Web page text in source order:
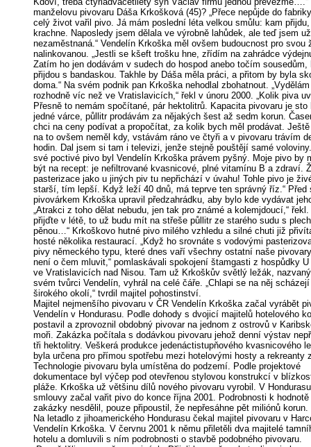
manželovu pivovaru Dáša Krkošková (45)? „Přece nepůjde do
celý život vařil pivo. Já mám poslední léta velkou smůlu: kam
krachne. Naposledy jsem dělala ve výrobně lahůdek, ale teď jsem
nezaměstnaná.“ Vendelín Krkoška měl ovšem budoucnost pro svou
nalinkovanou. „Jestli se kšeft trošku hne, zřídím na zahrádce
Zatím ho jen dodávám v sudech do hospod anebo točím sousedům,
přijdou s bandaskou. Takhle by Dáša měla práci, a přitom by byla
doma.“ Na svém podnik pan Krkoška nehodlal zbohatnout.
rozhodně víc než ve Vratislavicích,“ řekl v únoru 2000. „Kolik piva
Přesně to nemám spočítané, pár hektolitrů. Kapacita pivovaru je sto
jedné várce, půllitr prodávám za nějakých šest až sedm korun.
chci na ceny podívat a propočítat, za kolik bych měl prodávat.
na to ovšem neměl kdy, vstávám ráno ve čtyři a v pivovaru trávím
hodin. Dal jsem si tam i televizi, jenže stejně pouštějí samé
své poctivé pivo byl Vendelín Krkoška právem pyšný. Moje pivo by
být na recept: je nefiltrované kvasnicové, plné vitamínu B a zdraví.
pasterizace jako u jiných piv tu nepřichází v úvahu! Tohle pivo je
starší, tím lepší. Když leží 40 dnů, má teprve ten správný říz.“ Před
pivovárkem Krkoška upravil předzahrádku, aby bylo kde vydávat
„Atrakci z toho dělat nebudu, jen tak pro známé a kolemjdoucí,“ řekl.
přijďte v létě, to už budu mít na střeše půllitr ze starého sudu s
pěnou…“ Krkoškovo hutné pivo milého vzhledu a silné chuti již
hosté několika restaurací. „Když ho srovnáte s vodovými
pivy německého typu, které dnes vaří všechny ostatní naše
není o čem mluvit,“ pomlaskávali spokojení štamgasti z hospůdky U
ve Vratislavicích nad Nisou. Tam už Krkoškův světlý ležák,
svém tvůrci Vendelín, vyhrál na celé čáře. „Chlapi se na něj
širokého okolí,“ tvrdil majitel pohostinství.
Majitel nejmenšího pivovaru v ČR Vendelín Krkoška začal vyrábět
Vendelín v Hondurasu. Podle dohody s dvojicí majitelů hotelového
postavil a zprovoznil obdobný pivovar na jednom z ostrovů v
moři. Zakázka počítala s dodávkou pivovaru jehož denní výstav
tři hektolitry. Veškerá produkce jedenáctistupňového kvasnicového
byla určena pro přímou spotřebu mezi hotelovými hosty a rekreanty
Technologie pivovaru byla umístěna do podzemí. Podle projektové
dokumentace byl výčep pod otevřenou stylovou konstrukcí v
pláže. Krkoška už většinu dílů nového pivovaru vyrobil. V
smlouvy začal vařit pivo do konce října 2001. Podrobnosti k hodnotě
zakázky nesdělil, pouze připoustil, že nepřesáhne pět miliónů korun.
Na letadlo z jihoamerického Hondurasu čekal majitel pivovaru v
Vendelín Krkoška. V červnu 2001 k němu přiletěli dva majitelé
hotelu a domluvili s ním podrobnosti o stavbě podobného pivovaru.